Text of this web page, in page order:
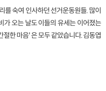
를 숙여 인사하던 선거운동원들. 많이
가 오는 날도 이들의 유세는 이어졌는
한 마음' 은 모두 같았습니다. 김동엽